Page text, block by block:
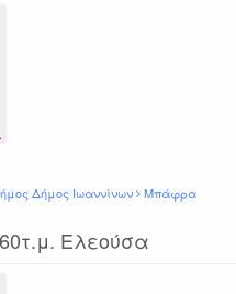
Δήμος Ιωαννίνων Μπάφρα
Ελεούσα